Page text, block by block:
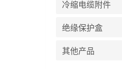
冷缩电缆附件
绝缘保护盒
其他产品